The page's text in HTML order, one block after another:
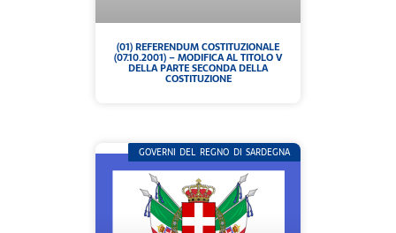
(01) REFERENDUM COSTITUZIONALE
(07.10.2001) – MODIFICA AL TITOLO V
DELLA PARTE SECONDA DELLA
COSTITUZIONE
GOVERNI DEL REGNO DI SARDEGNA